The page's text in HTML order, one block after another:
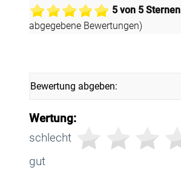
5von 5 Sternen
abgegebene Bewertungen)
Bewertung abgeben:
Wertung:
schlecht
gut